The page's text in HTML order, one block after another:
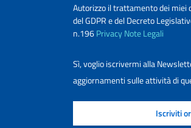
Autorizzo il trattamento dei miei
del GDPR e del Decreto
n.196PrivacyNote Legali
Sì, voglio iscrivermi alla
aggiornamenti sulle attività di